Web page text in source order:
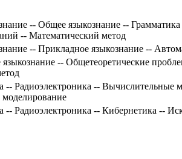
-- Общее языкознание --
-- Математический метод
-- Прикладное языкознание --
-- Общетеоретические
-- Радиоэлектроника --
Радиоэлектроника -- Кибернетика --